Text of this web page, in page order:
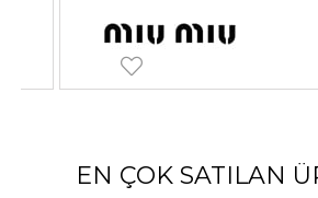
EN ÇOK SATILAN